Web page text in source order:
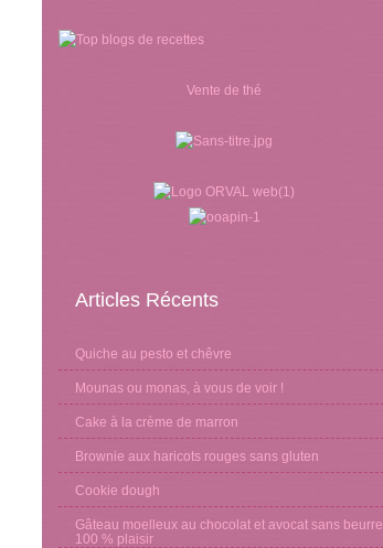
Vente de thé
Articles Récents
Quiche au pesto et chêvre
Mounas ou monas, à vous de voir !
Cake à la crème de marron
Brownie aux haricots rouges sans gluten
Cookie dough
Gâteau moelleux au chocolat et avocat sans beurre
100 % plaisir